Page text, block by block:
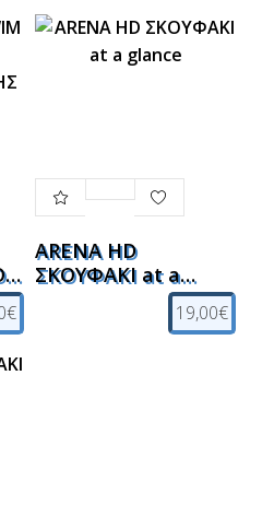
ARENA HD
ΣΚΟΥΦΑΚΙ at a
19,00€